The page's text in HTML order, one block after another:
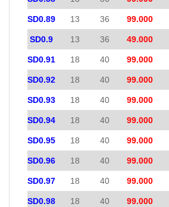
SD0.89 13 36 99.000
SD0.9 13 36 49.000
SD0.91 18 40 99.000
SD0.92 18 40 99.000
SD0.93 18 40 99.000
SD0.94 18 40 99.000
SD0.95 18 40 99.000
SD0.96 18 40 99.000
SD0.97 18 40 99.000
SD0.98 18 40 99.000